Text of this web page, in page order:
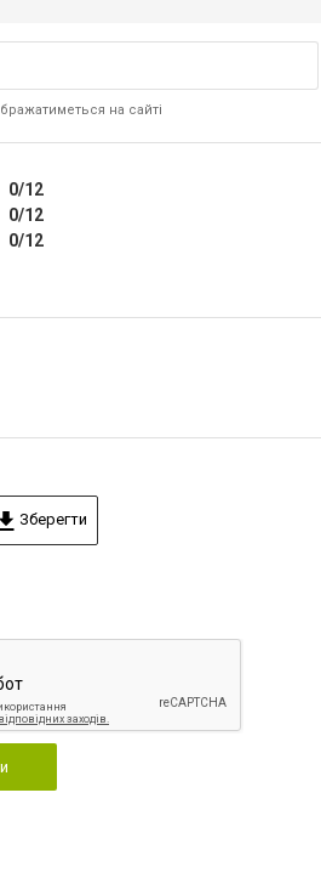
на сайті
0/12
0/12
0/12
Зберегти